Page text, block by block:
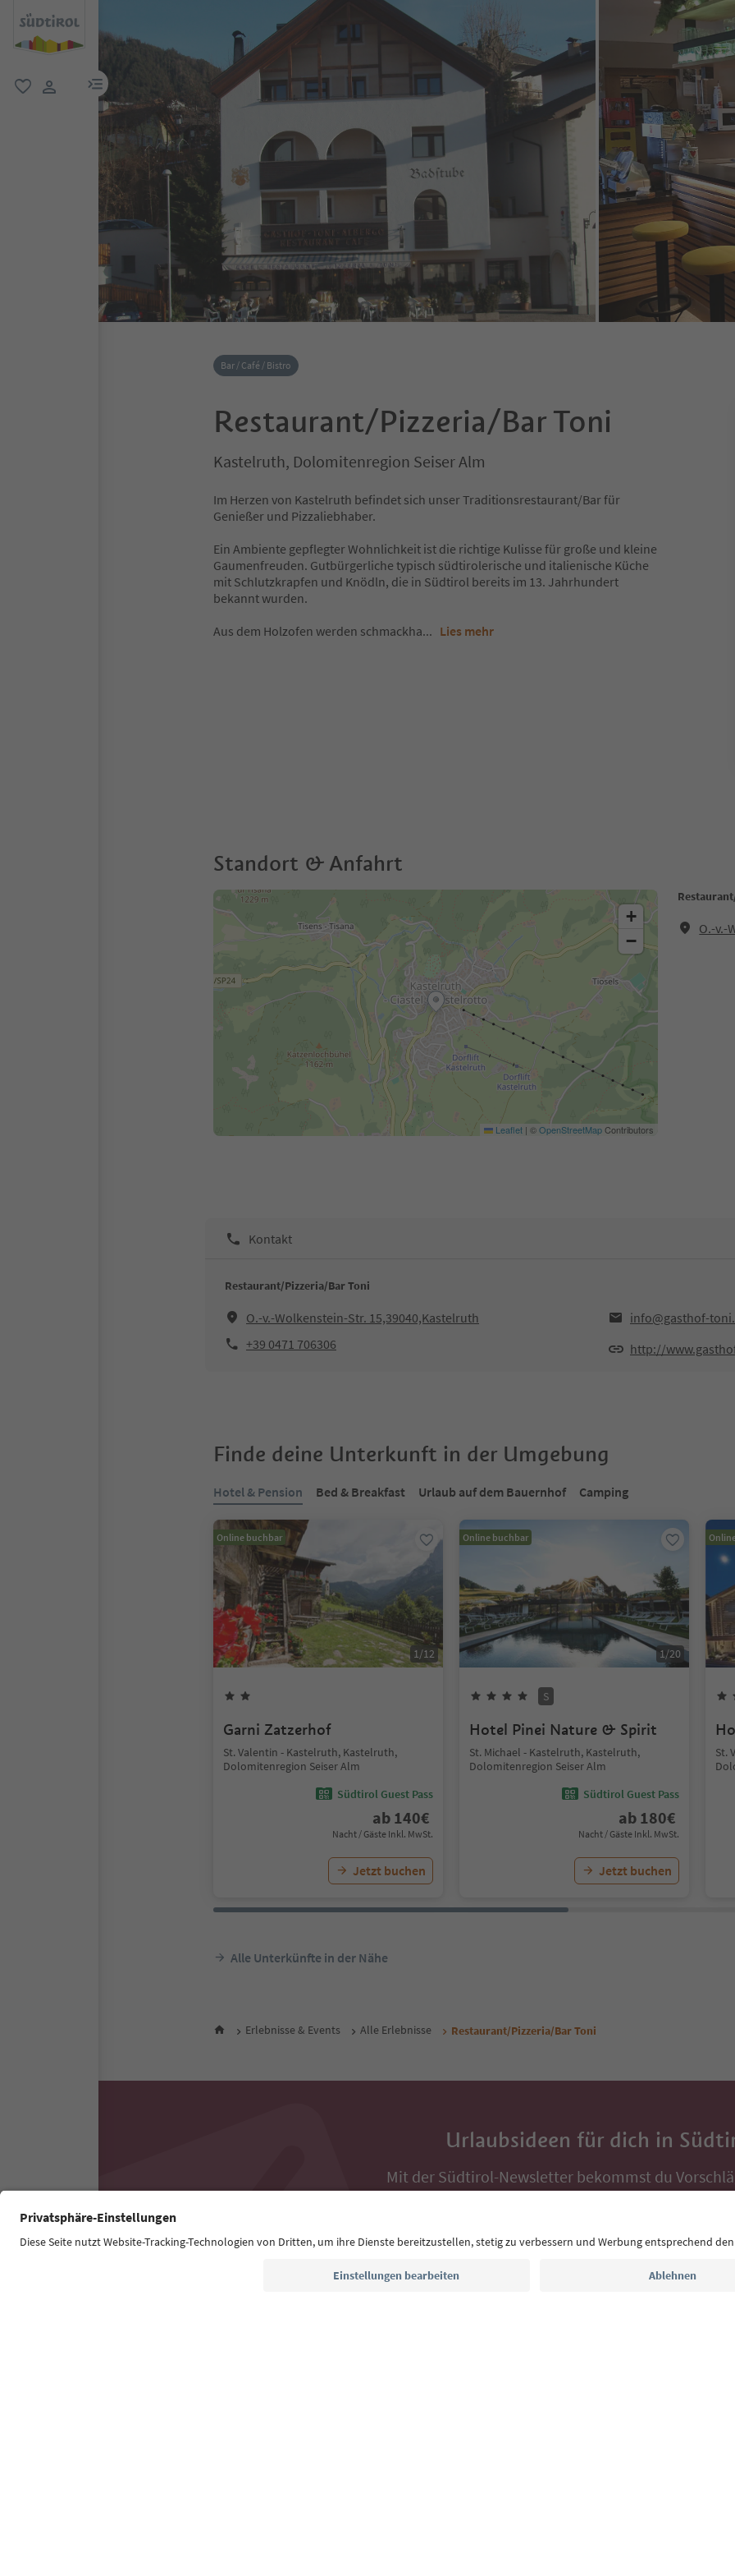
menu link
Bar / Café / Bistro
Restaurant/Pizzeria/Bar Toni
Kastelruth, Dolomitenregion Seiser Alm
Im Herzen von Kastelruth befindet sich unser Traditionsrestaurant/Bar für
Genießer und Pizzaliebhaber.
Ein Ambiente gepflegter Wohnlichkeit ist die richtige Kulisse für große und kleine
Gaumenfreuden. Gutbürgerliche typisch südtirolerische und italienische Küche
mit Schlutzkrapfen und Knödln, die in Südtirol bereits im 13. Jahrhundert
bekannt wurden.
Aus dem Holzofen werden schmackha... Lies mehr
Standort & Anfahrt
O.-v.-
+
−
Leaflet | ©OpenStreetMapContributors
Kontakt
Restaurant/Pizzeria/Bar Toni
O.-v.-Wolkenstein-Str. 15,39040,Kastelruth
info@gasthof-
+39 0471 706306
http://
Finde deine Unterkunft in der Umgebung
Hotel & Pension Bed & Breakfast Urlaub auf dem Bauernhof Camping
Online buchbar
1/12
Garni Zatzerhof
St. Valentin - Kastelruth, Kastelruth,
Dolomitenregion Seiser Alm
Südtirol Guest Pass
ab 140€
Nacht / Gäste Inkl. MwSt.
Jetzt buchen
Online buchbar
1/20
S
Hotel Pinei Nature & Spirit
St. Michael - Kastelruth, Kastelruth,
Dolomitenregion Seiser Alm
Südtirol Guest Pass
ab 180€
Nacht / Gäste Inkl. MwSt.
Jetzt buchen
St.
Alle Unterkünfte in der Nähe
Erlebnisse & Events Alle Erlebnisse Restaurant/Pizzeria/Bar Toni
Urlaubsideen für dich in
Mit der Südtirol-Newsletter bekommst du
Auszeit, Veranstaltungs-Tipps und typische
E-Mail Adresse